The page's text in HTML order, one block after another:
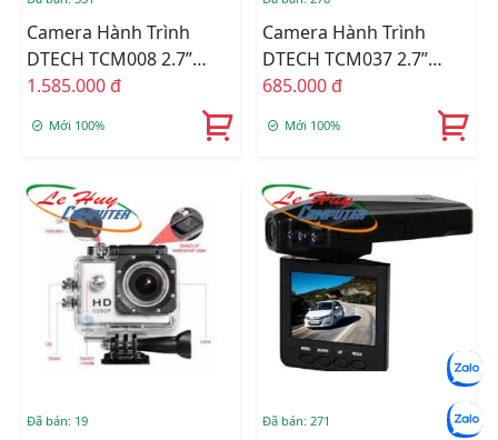
Camera Hành Trình
DTECH TCM008 2.7”
FULLHD 1920x1028P –
HỒNG NGOẠI BAN ĐÊM
1.585.000 đ
Mới 100%
Camera Hành Trình
DTECH TCM037 2.7”
FULLHD 1920x1028P –
HỒNG NGOẠI BAN ĐÊM
685.000 đ
Mới 100%
Đã bán: 19 Đã bán: 271